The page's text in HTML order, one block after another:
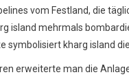
vom Festland, die
island mehrmals
symbolisiert kharg island
erweiterte man die